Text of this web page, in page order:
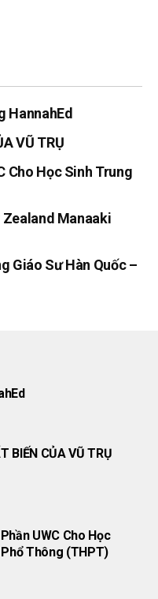
HannahEd
VŨ TRỤ
Cho Học Sinh Trung
Zealand Manaaki
Giáo Sư Hàn Quốc –
BIẾN CỦA VŨ TRỤ
UWC Cho Học
Thông (THPT)